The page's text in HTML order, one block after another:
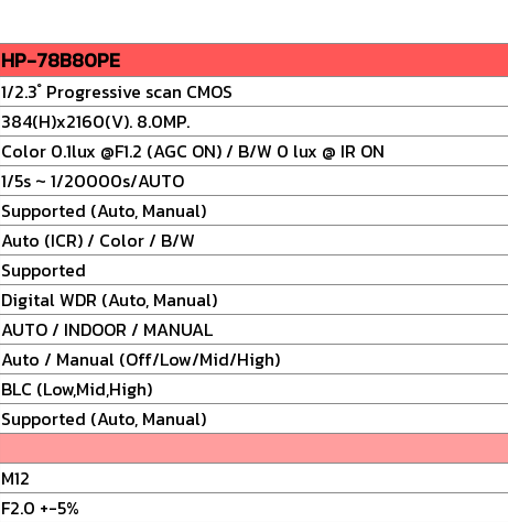
HP-78B80PE
1/2.3 ํ Progressive scan CMOS
384(H)x2160(V). 8.0MP.
Color 0.1lux @F1.2 (AGC ON) / B/W 0 lux @ IR ON
1/5s ~ 1/20000s/AUTO
Supported (Auto, Manual)
Auto (ICR) / Color / B/W
Supported
Digital WDR (Auto, Manual)
AUTO / INDOOR / MANUAL
Auto / Manual (Off/Low/Mid/High)
BLC (Low,Mid,High)
Supported (Auto, Manual)
M12
F2.0 +-5%